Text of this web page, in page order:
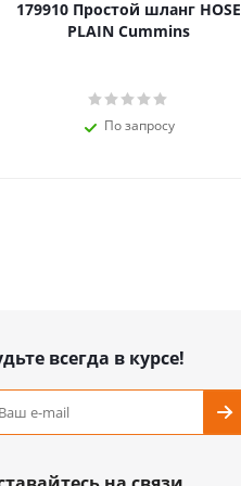
179910 Простой шланг HOSE
PLAIN Cummins
По запросу
всегда в курсе!